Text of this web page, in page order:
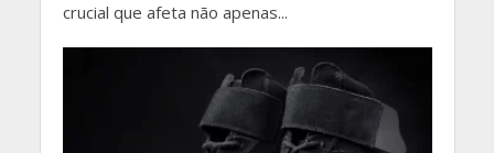
crucial que afeta não apenas...